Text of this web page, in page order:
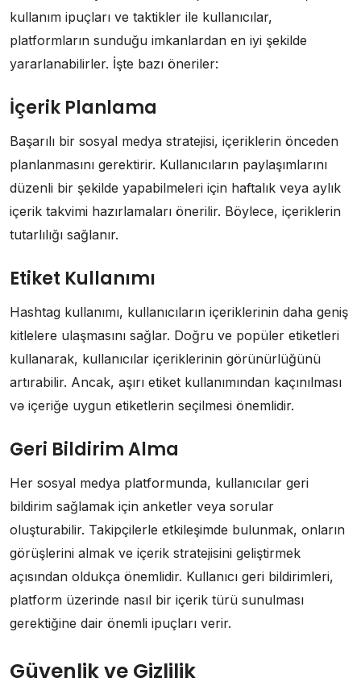
kullanım ipuçları ve taktikler ile kullanıcılar,
platformların sunduğu imkanlardan en iyi şekilde
yararlanabilirler. İşte bazı öneriler:
İçerik Planlama
Başarılı bir sosyal medya stratejisi, içeriklerin önceden
planlanmasını gerektirir. Kullanıcıların paylaşımlarını
düzenli bir şekilde yapabilmeleri için haftalık veya aylık
içerik takvimi hazırlamaları önerilir. Böylece, içeriklerin
tutarlılığı sağlanır.
Etiket Kullanımı
Hashtag kullanımı, kullanıcıların içeriklerinin daha geniş
kitlelere ulaşmasını sağlar. Doğru ve popüler etiketleri
kullanarak, kullanıcılar içeriklerinin görünürlüğünü
artırabilir. Ancak, aşırı etiket kullanımından kaçınılması
və içeriğe uygun etiketlerin seçilmesi önemlidir.
Geri Bildirim Alma
Her sosyal medya platformunda, kullanıcılar geri
bildirim sağlamak için anketler veya sorular
oluşturabilir. Takipçilerle etkileşimde bulunmak, onların
görüşlerini almak ve içerik stratejisini geliştirmek
açısından oldukça önemlidir. Kullanıcı geri bildirimleri,
platform üzerinde nasıl bir içerik türü sunulması
gerektiğine dair önemli ipuçları verir.
Güvenlik ve Gizlilik